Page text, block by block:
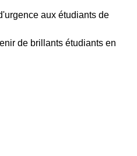
aux étudiants de
de brillants étudiants en